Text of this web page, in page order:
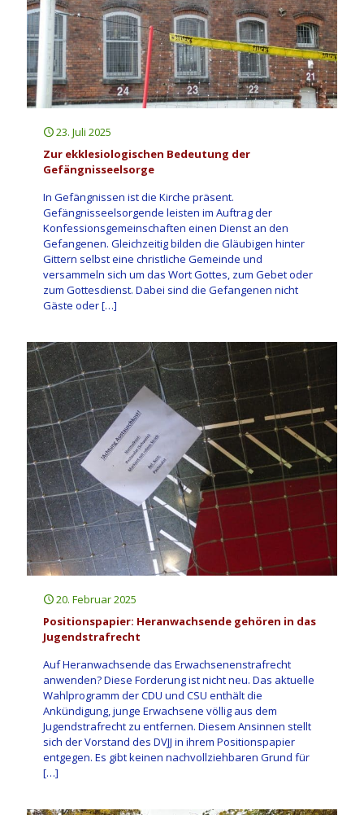
23. Juli 2025
Zur ekklesiologischen Bedeutung der
Gefängnisseelsorge
In Gefängnissen ist die Kirche präsent.
Gefängnisseelsorgende leisten im Auftrag der
Konfessionsgemeinschaften einen Dienst an den
Gefangenen. Gleichzeitig bilden die Gläubigen hinter
Gittern selbst eine christliche Gemeinde und
versammeln sich um das Wort Gottes, zum Gebet oder
zum Gottesdienst. Dabei sind die Gefangenen nicht
Gäste oder[…]
20. Februar 2025
Positionspapier: Heranwachsende gehören in das
Jugendstrafrecht
Auf Heranwachsende das Erwachsenenstrafrecht
anwenden? Diese Forderung ist nicht neu. Das aktuelle
Wahlprogramm der CDU und CSU enthält die
Ankündigung, junge Erwachsene völlig aus dem
Jugendstrafrecht zu entfernen. Diesem Ansinnen stellt
sich der Vorstand des DVJJ in ihrem Positionspapier
entgegen. Es gibt keinen nachvollziehbaren Grund für
[…]